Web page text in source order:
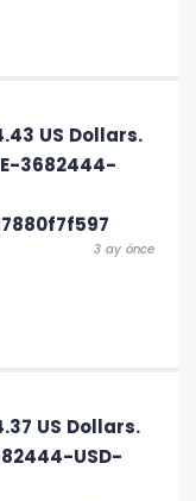
US Dollars.
3682444-
3 ay önce
US Dollars.
USD-